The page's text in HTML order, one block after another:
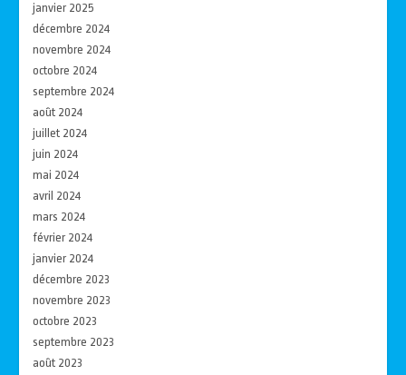
janvier 2025
décembre 2024
novembre 2024
octobre 2024
septembre 2024
août 2024
juillet 2024
juin 2024
mai 2024
avril 2024
mars 2024
février 2024
janvier 2024
décembre 2023
novembre 2023
octobre 2023
septembre 2023
août 2023